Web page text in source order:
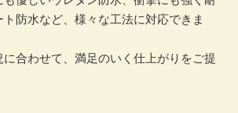
防水など、様々な工法に対応できま
に合わせて、満足のいく仕上がりをご提